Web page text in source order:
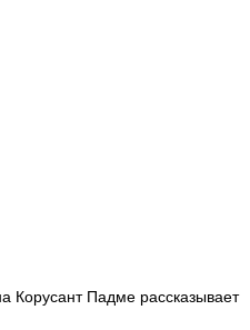
Корусант Падме рассказывает